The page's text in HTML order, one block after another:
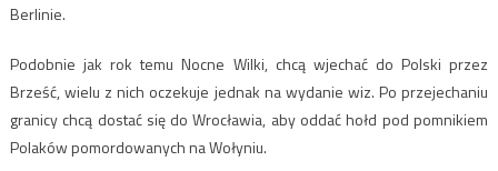
Berlinie.
Podobnie jak rok temu Nocne Wilki, chcą wjechać do Polski przez
Brześć, wielu z nich oczekuje jednak na wydanie wiz. Po przejechaniu
granicy chcą dostać się do Wrocławia, aby oddać hołd pod pomnikiem
Polaków pomordowanych na Wołyniu.